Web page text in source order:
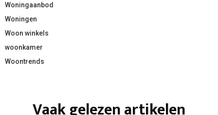
Woningaanbod
Woningen
Woon winkels
woonkamer
Woontrends
Vaak gelezen artikelen